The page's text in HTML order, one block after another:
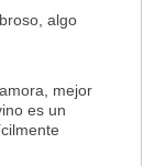
algo
mejor
es un